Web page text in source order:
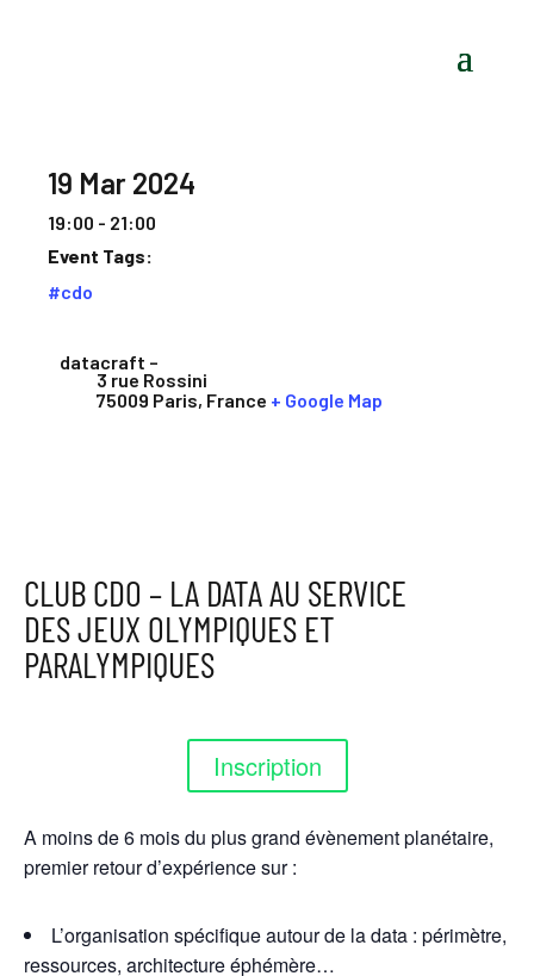
19 Mar 2024
19:00 - 21:00
Event Tags:
#cdo
datacraft –
3 rue Rossini
75009 Paris, France + Google Map
CLUB CDO – LA DATA AU SERVICE
DES JEUX OLYMPIQUES ET
PARALYMPIQUES
Inscription
A moins de 6 mois du plus grand évènement planétaire,
premier retour d’expérience sur :
L’organisation spécifique autour de la data : périmètre,
ressources, architecture éphémère…